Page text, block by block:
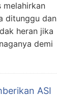
melahirkan
ditunggu dan
heran jika
demi
ASI